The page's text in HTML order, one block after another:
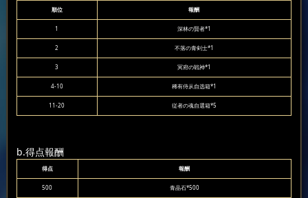
順位 報酬
1 深林の賢者*1
2 不落の青剣士*1
3 冥府の戦神*1
4-10 稀有侍从自选箱*1
11-20 従者の魂自選箱*5
b.得点報酬
得点 報酬
500 青晶石*500